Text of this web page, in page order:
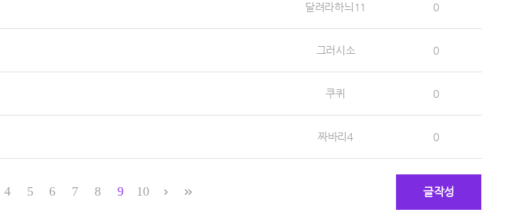
달려라하늬11 0
그러시소 0
쿠퀴 0
짜바리4 0
4 5 6 7 8 9 10 글작성